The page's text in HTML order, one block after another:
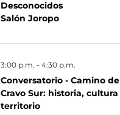
Desconocidos
Salón Joropo
3:00 p.m. - 4:30 p.m.
Conversatorio - Camino
Cravo Sur: historia, cultura
territorio